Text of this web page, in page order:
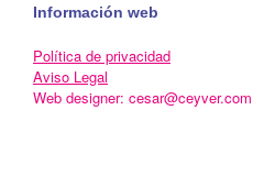
Información web
Política de privacidad
Aviso Legal
Web designer: cesar@ceyver.com